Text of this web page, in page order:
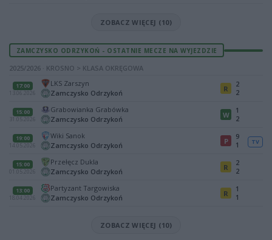
ZOBACZ WIĘCEJ (10)
ZAMCZYSKO ODRZYKOŃ - OSTATNIE MECZE NA WYJEZDZIE
2025/2026 · KROSNO > KLASA OKRĘGOWA
17:00
13.06.2026
LKS Zarszyn
Zamczysko Odrzykoń
R
2
2
15:00
31.05.2026
Grabowianka Grabówka
Zamczysko Odrzykoń
W
1
2
19:00
14.05.2026
Wiki Sanok
Zamczysko Odrzykoń
P
9
1
TV
15:00
01.05.2026
Przełęcz Dukla
Zamczysko Odrzykoń
R
2
2
13:00
18.04.2026
Partyzant Targowiska
Zamczysko Odrzykoń
R
1
1
ZOBACZ WIĘCEJ (10)